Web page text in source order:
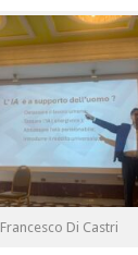
Francesco Di Castri